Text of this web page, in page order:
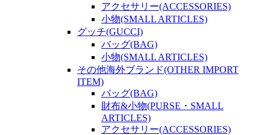
アクセサリー(ACCESSORIES)
小物(SMALL ARTICLES)
グッチ(GUCCI)
バッグ(BAG)
小物(SMALL ARTICLES)
その他海外ブランド(OTHER IMPORT
ITEM)
バッグ(BAG)
財布&小物(PURSE・SMALL
ARTICLES)
アクセサリー(ACCESSORIES)